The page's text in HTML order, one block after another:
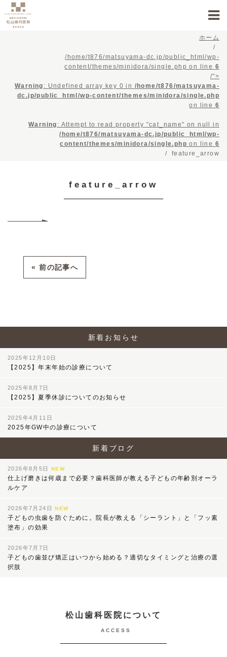
ホーム
/home/t876/matsuyama-dc.jp/public_html/wp-
content/themes/minidora/single.php on line 6
/">
Warning : Undefined array key 0 in /home/t876/matsuyama-
dc.jp/public_html/wp-content/themes/minidora/single.php
on line 6
Warning : Attempt to read property "cat_name" on null in
/home/t876/matsuyama-dc.jp/public_html/wp-
content/themes/minidora/single.php on line 6
feature_arrow
feature_arrow
« 前の記事へ
新着お知らせ
2025年12月10日
【2025】年末年始の診療について
2025年8月7日
【2025】夏季休診についてのお知らせ
2025年4月11日
2025年GW中の診療について
新着ブログ
2026年8月5日NEW
仕上げ磨きは何歳まで必要？歯科医師が教える子どもの年齢別オーラ
ルケア
2026年7月24日NEW
子どもの虫歯を防ぐために。院長が教える「シーラント」と「フッ素
塗布」の効果
2026年7月7日
子どもの歯並び矯正はいつから始める？適切なタイミングと治療の選
択肢
松山歯科医院について
ACCESS